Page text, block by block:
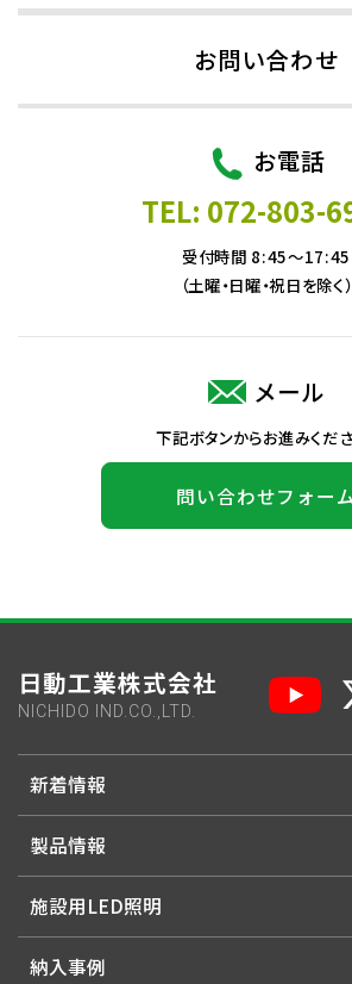
お問い合わせ
お電話
TEL: 072-803-
受付時間 8:45～17:45
（土曜・日曜・祝日を除く）
メール
下記ボタンからお進みくださ
問い合わせフォー
日動工業株式会社
NICHIDO IND.CO.,LTD.
新着情報
製品情報
施設用LED照明
納入事例